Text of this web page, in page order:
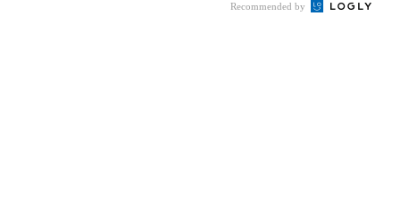
Recommended by